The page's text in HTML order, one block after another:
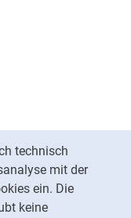
technisch
mit der
ein. Die
keine